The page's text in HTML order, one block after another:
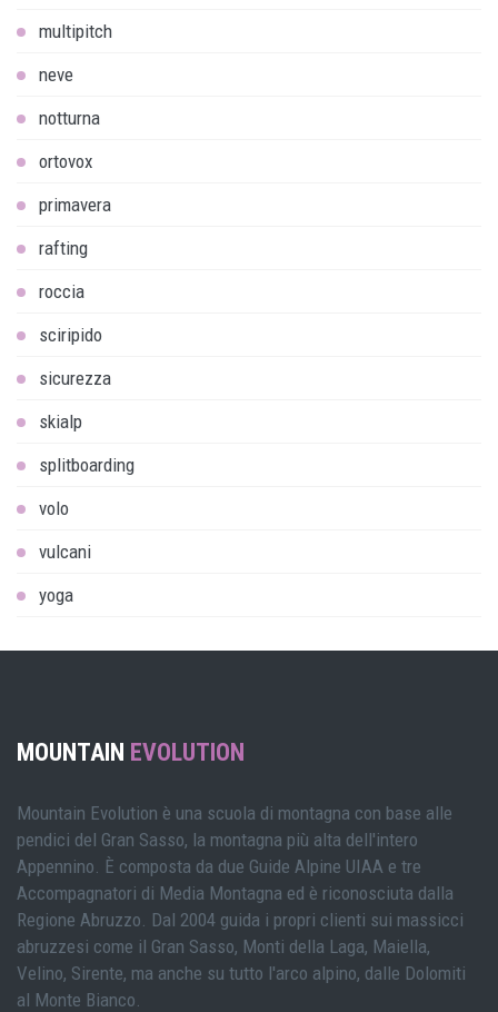
multipitch
neve
notturna
ortovox
primavera
rafting
roccia
sciripido
sicurezza
skialp
splitboarding
volo
vulcani
yoga
MOUNTAIN EVOLUTION
Mountain Evolution è una scuola di montagna con base alle
pendici del Gran Sasso, la montagna più alta dell'intero
Appennino. È composta da due Guide Alpine UIAA e tre
Accompagnatori di Media Montagna ed è riconosciuta dalla
Regione Abruzzo. Dal 2004 guida i propri clienti sui massicci
abruzzesi come il Gran Sasso, Monti della Laga, Maiella,
Velino, Sirente, ma anche su tutto l'arco alpino, dalle Dolomiti
al Monte Bianco.